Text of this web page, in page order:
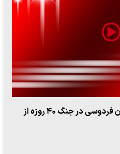
ببینید| ویدئویی جدید از لحظه زلزله ۷.۱ ریشتری